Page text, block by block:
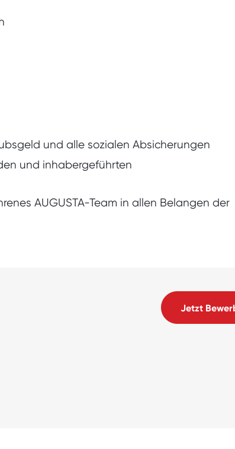
und alle sozialen Absicherungen
und inhabergeführten
AUGUSTA-Team in allen Belangen der
Jetzt